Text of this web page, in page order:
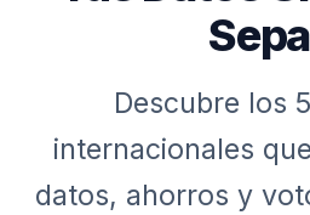
Descubre los
internacionales
datos, ahorros y